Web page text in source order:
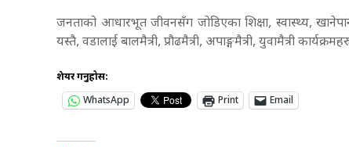
जनताको आधारभूत जीवनसँग जोडिएका शिक्षा, स्वास्थ्य,
यस्तै, वडालाई बालमैत्री, प्रौढमैत्री, अपाङ्गमैत्री, युवामैत्री
शेयर गर्नुहोस:
WhatsApp
Print Email